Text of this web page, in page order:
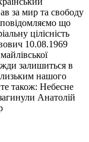
за мир та свободу
що
цілісність
10.08.1969
залишиться в
нашого
також: Небесне
Анатолій